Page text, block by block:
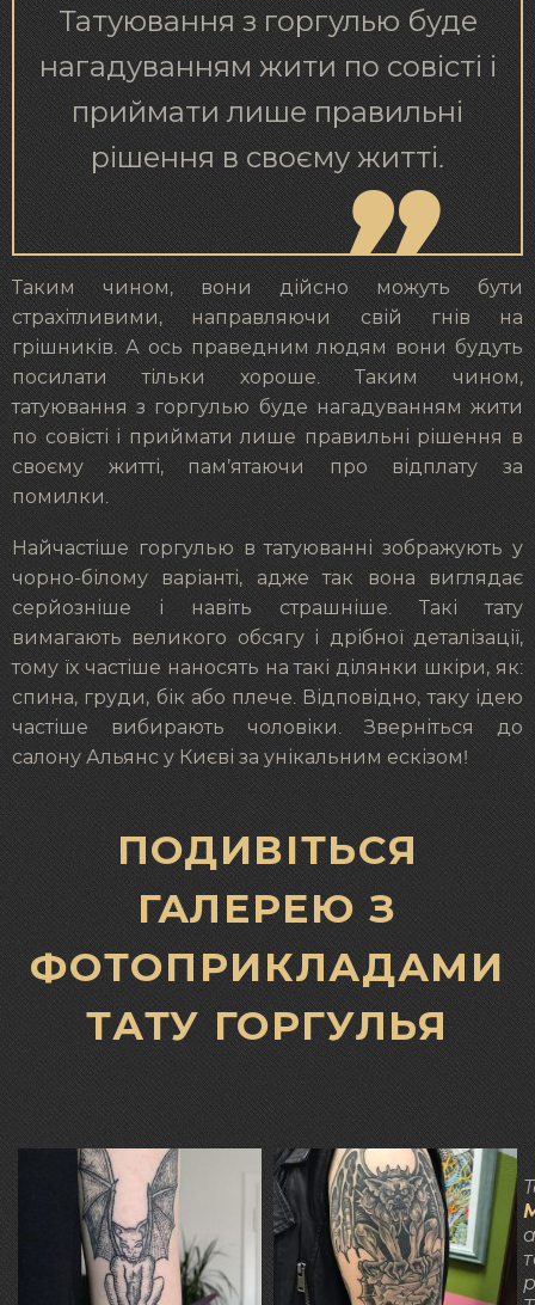
Татуювання з горгулью буде
нагадуванням жити по совісті і
приймати лише правильні
рішення в своєму житті.
Таким чином, вони дійсно можуть бути
страхітливими, направляючи свій гнів на
грішників. А ось праведним людям вони будуть
посилати тільки хороше. Таким чином,
татуювання з горгулью буде нагадуванням жити
по совісті і приймати лише правильні рішення в
своєму житті, пам’ятаючи про відплату за
помилки.
Найчастіше горгулью в татуюванні зображують у
чорно-білому варіанті, адже так вона виглядає
серйозніше і навіть страшніше. Такі тату
вимагають великого обсягу і дрібної деталізації,
тому їх частіше наносять на такі ділянки шкіри, як:
спина, груди, бік або плече. Відповідно, таку ідею
частіше вибирають чоловіки. Зверніться до
салону Альянс у Києві за унікальним ескізом!
ПОДИВІТЬСЯ
ГАЛЕРЕЮ З
ФОТОПРИКЛАДАМИ
ТАТУ ГОРГУЛЬЯ